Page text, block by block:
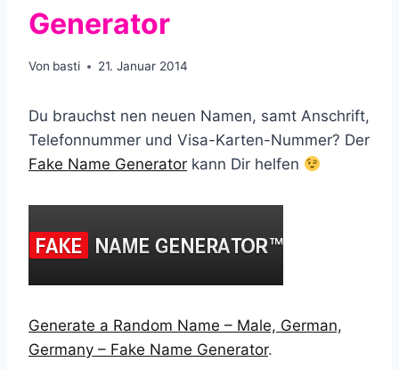
Generator
Von basti 21. Januar 2014
Du brauchst nen neuen Namen, samt Anschrift,
Telefonnummer und Visa-Karten-Nummer? Der
Fake Name Generator kann Dir helfen
Generate a Random Name – Male, German,
Germany – Fake Name Generator.